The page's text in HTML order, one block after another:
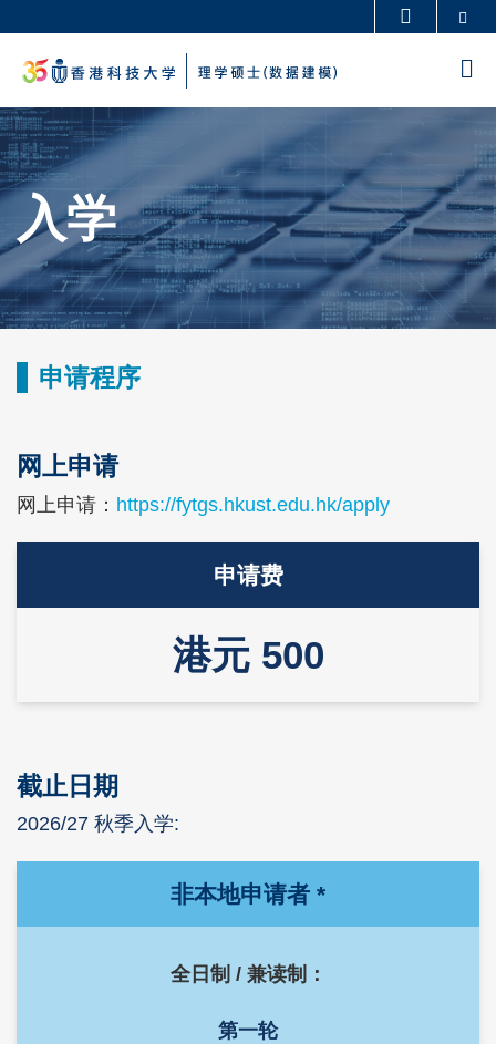
main
content
校园地图及指南
认识科大
Sections
Text
Area
入学
Text申请程序
Text
Area
网上申请
网上申请： https://fytgs.hkust.edu.hk/apply
申请费
港元 500
Text
Area
截止日期
2026/27 秋季入学:
非本地申请者 *
全日制 / 兼读制：
第一轮